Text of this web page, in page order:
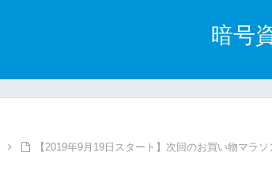
暗号
【2019年9月19日スタート】次回のお買い物マラ